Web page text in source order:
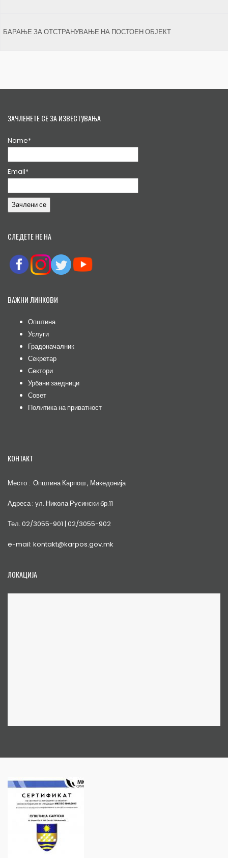
БАРАЊЕ ЗА ОТСТРАНУВАЊЕ НА ПОСТОЕН ОБЈЕКТ
ЗАЧЛЕНЕТЕ СЕ ЗА ИЗВЕСТУВАЊА
Name*
Email*
СЛЕДЕТЕ НЕ НА
ВАЖНИ ЛИНКОВИ
Општина
Услуги
Градоначалник
Секретар
Сектори
Урбани заедници
Совет
Политика на приватност
КОНТАКТ
Место : Општина Карпош , Македонија
Адреса : ул. Никола Русински бр.11
Тел. 02/3055-901 | 02/3055-902
e-mail: kontakt@karpos.gov.mk
ЛОКАЦИЈА